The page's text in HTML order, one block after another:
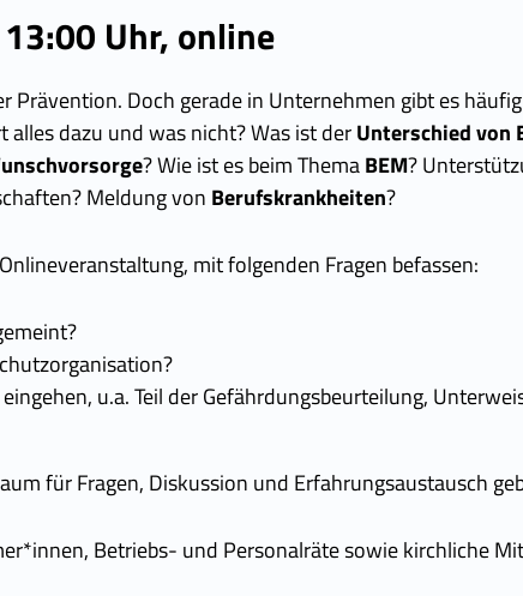
Uhr, online
Prävention. Doch gerade in Unternehmen gibt es
dazu und was nicht? Was ist derUnterschied von
? Wie ist es beim ThemaBEM?
Meldung von Berufskrankheiten?
mit folgenden Fragen befassen:
u.a. Teil der Gefährdungsbeurteilung,
für Fragen, Diskussion und Erfahrungsaustausch
Betriebs- und Personalräte sowie kirchliche